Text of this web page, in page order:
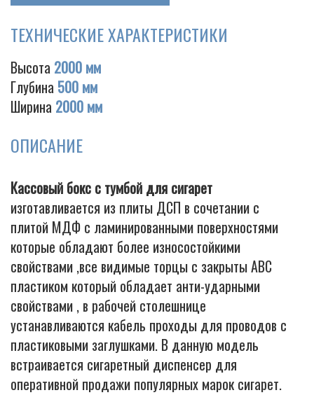
Cigarette
ТЕХНИЧЕСКИЕ ХАРАКТЕРИСТИКИ
Высота 2000 мм
Глубина 500 мм
Ширина 2000 мм
ОПИСАНИЕ
Кассовый бокс с тумбой для сигарет
изготавливается из плиты ДСП в сочетании с
плитой МДФ с ламинированными поверхностями
которые обладают более износостойкими
свойствами ,все видимые торцы с закрыты АВС
пластиком который обладает анти-ударными
свойствами , в рабочей столешнице
устанавливаются кабель проходы для проводов с
пластиковыми заглушками. В данную модель
встраивается сигаретный диспенсер для
оперативной продажи популярных марок сигарет.